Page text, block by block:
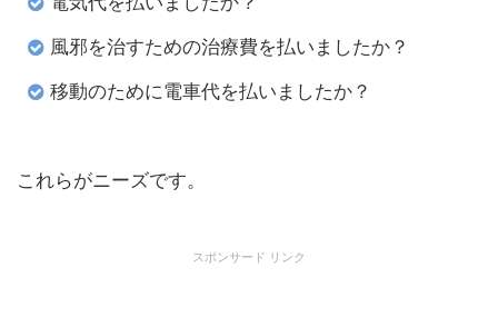
風邪を治すための治療費を払いましたか？
移動のために電車代を払いましたか？
これらがニーズです。
スポンサード リンク